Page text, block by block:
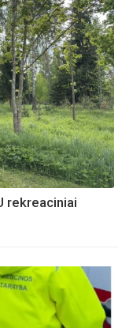
rekreaciniai